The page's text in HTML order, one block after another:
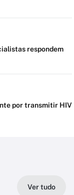
respondem
por transmitir HIV
Ver tudo